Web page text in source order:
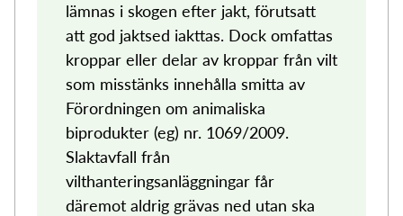
lämnas i skogen efter jakt, förutsatt
att god jaktsed iakttas. Dock omfattas
kroppar eller delar av kroppar från vilt
som misstänks innehålla smitta av
Förordningen om animaliska
biprodukter (eg) nr. 1069/2009.
Slaktavfall från
vilthanteringsanläggningar får
däremot aldrig grävas ned utan ska